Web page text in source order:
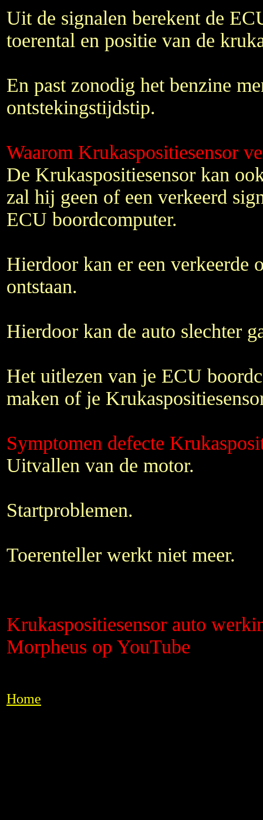
Uit de signalen berekent de
toerental en positie van de
En past zonodig het benzine
ontstekingstijdstip.
Waarom Krukaspositiesensor
De Krukaspositiesensor kan
zal hij geen of een verkeerd
ECU boordcomputer.
Hierdoor kan er een verkeerde
ontstaan.
Hierdoor kan de auto slechter
Het uitlezen van je ECU
maken of je
Symptomen defecte
Uitvallen van de motor.
Startproblemen.
Toerenteller werkt niet meer.
Krukaspositiesensor auto
Morpheus op YouTube
Home